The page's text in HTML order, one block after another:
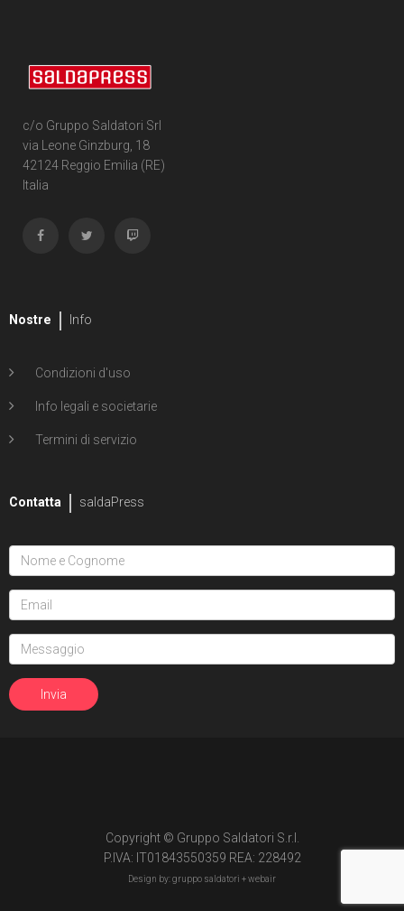
c/o Gruppo Saldatori Srl
via Leone Ginzburg, 18
42124 Reggio Emilia (RE)
Italia
Nostre Info
Condizioni d'uso
Info legali e societarie
Termini di servizio
Contatta saldaPress
Copyright © Gruppo Saldatori S.r.l.
P.IVA: IT01843550359 REA: 228492
Design by: gruppo saldatori +webair